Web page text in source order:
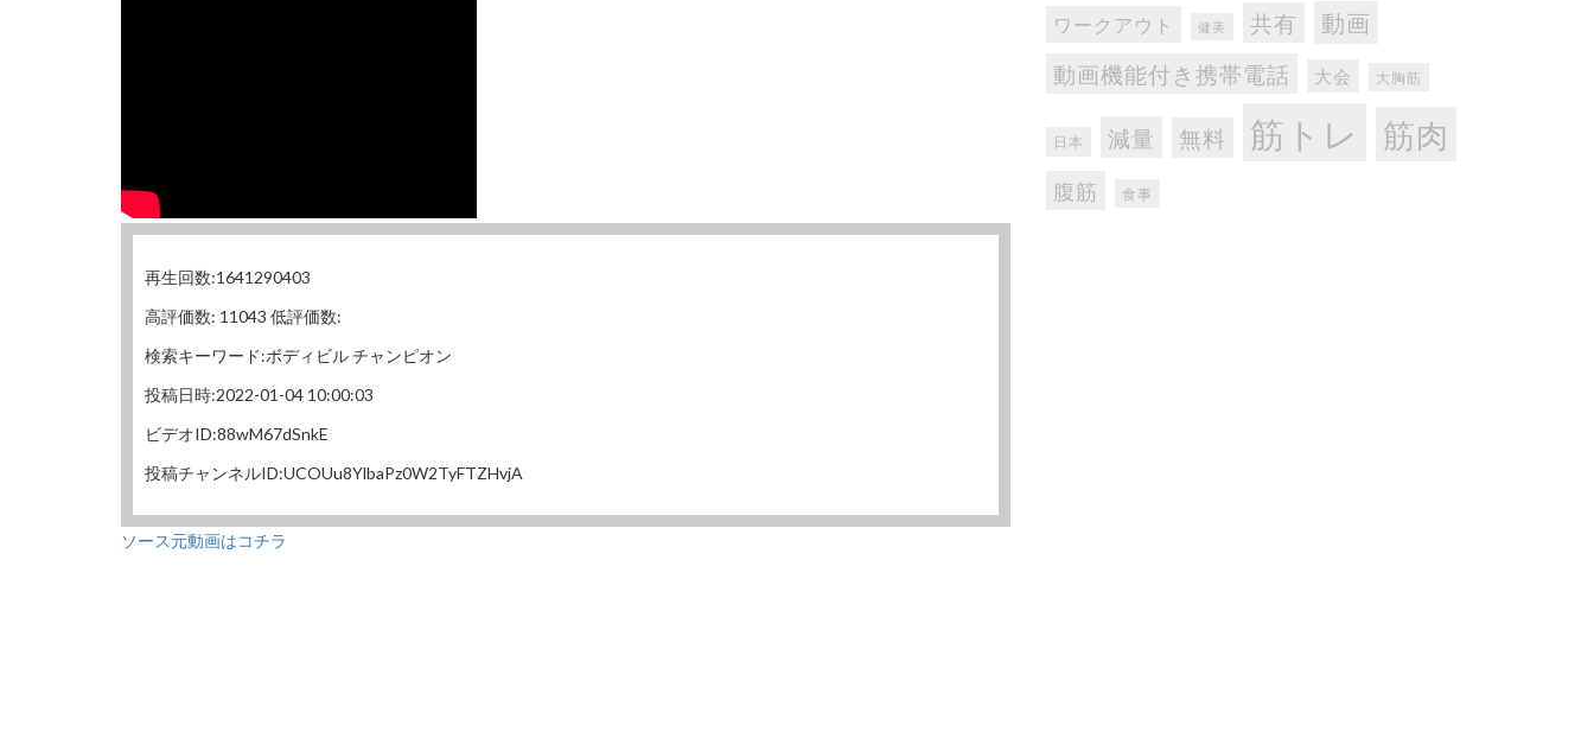
再生回数:1641290403
高評価数: 11043 低評価数:
検索キーワード:ボディビル チャンピオン
投稿日時:2022-01-04 10:00:03
ビデオID:88wM67dSnkE
投稿チャンネルID:UCOUu8YlbaPz0W2TyFTZHvjA
ソース元動画はコチラ
ワークアウト 健美 共有 動画
動画機能付き携帯電話 大会 大胸筋
日本 減量 無料 筋トレ 筋肉
腹筋 食事